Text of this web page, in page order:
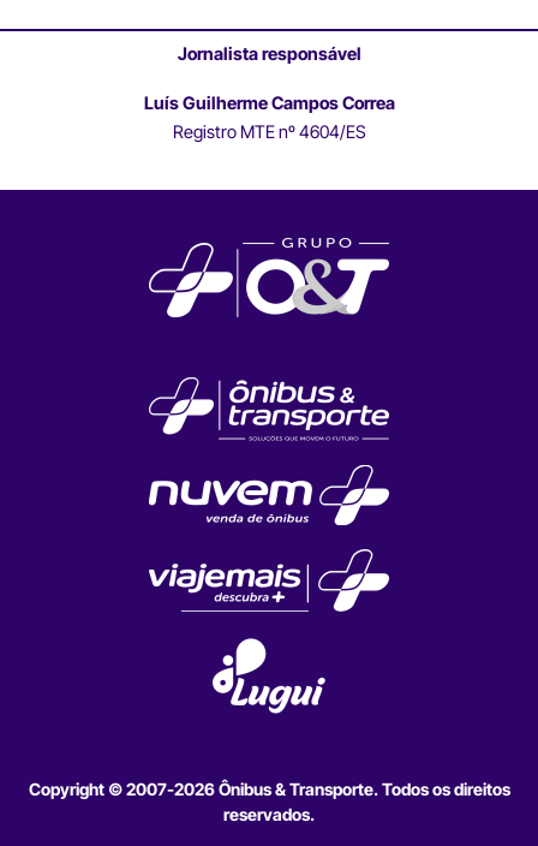
Jornalista responsável
Luís Guilherme Campos Correa
Registro MTE nº 4604/ES
Copyright © 2007-2026 Ônibus & Transporte. Todos os direitos
reservados.